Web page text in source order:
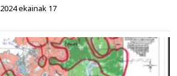
2024 ekainak 17